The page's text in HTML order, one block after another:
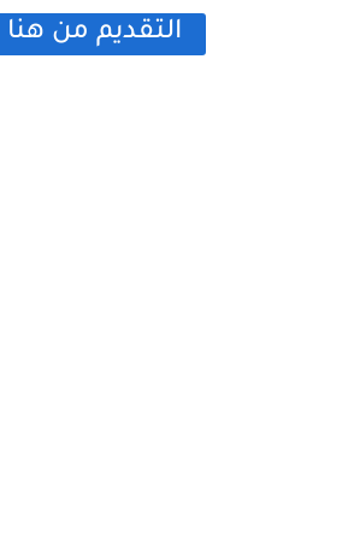
التقديم من هنا